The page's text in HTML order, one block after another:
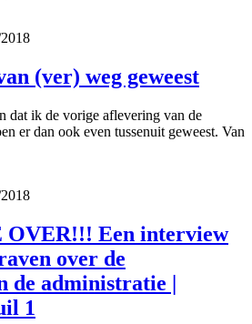
(ver) weg geweest
dat ik de vorige aflevering van de
er dan ook even tussenuit geweest. Van
OVER!!! Een interview
over de
de administratie |
1